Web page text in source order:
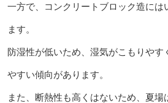
一方で、コンクリートブロック造には
ます。
防湿性が低いため、湿気がこもりやす
やすい傾向があります。
また、断熱性も高くはないため、夏